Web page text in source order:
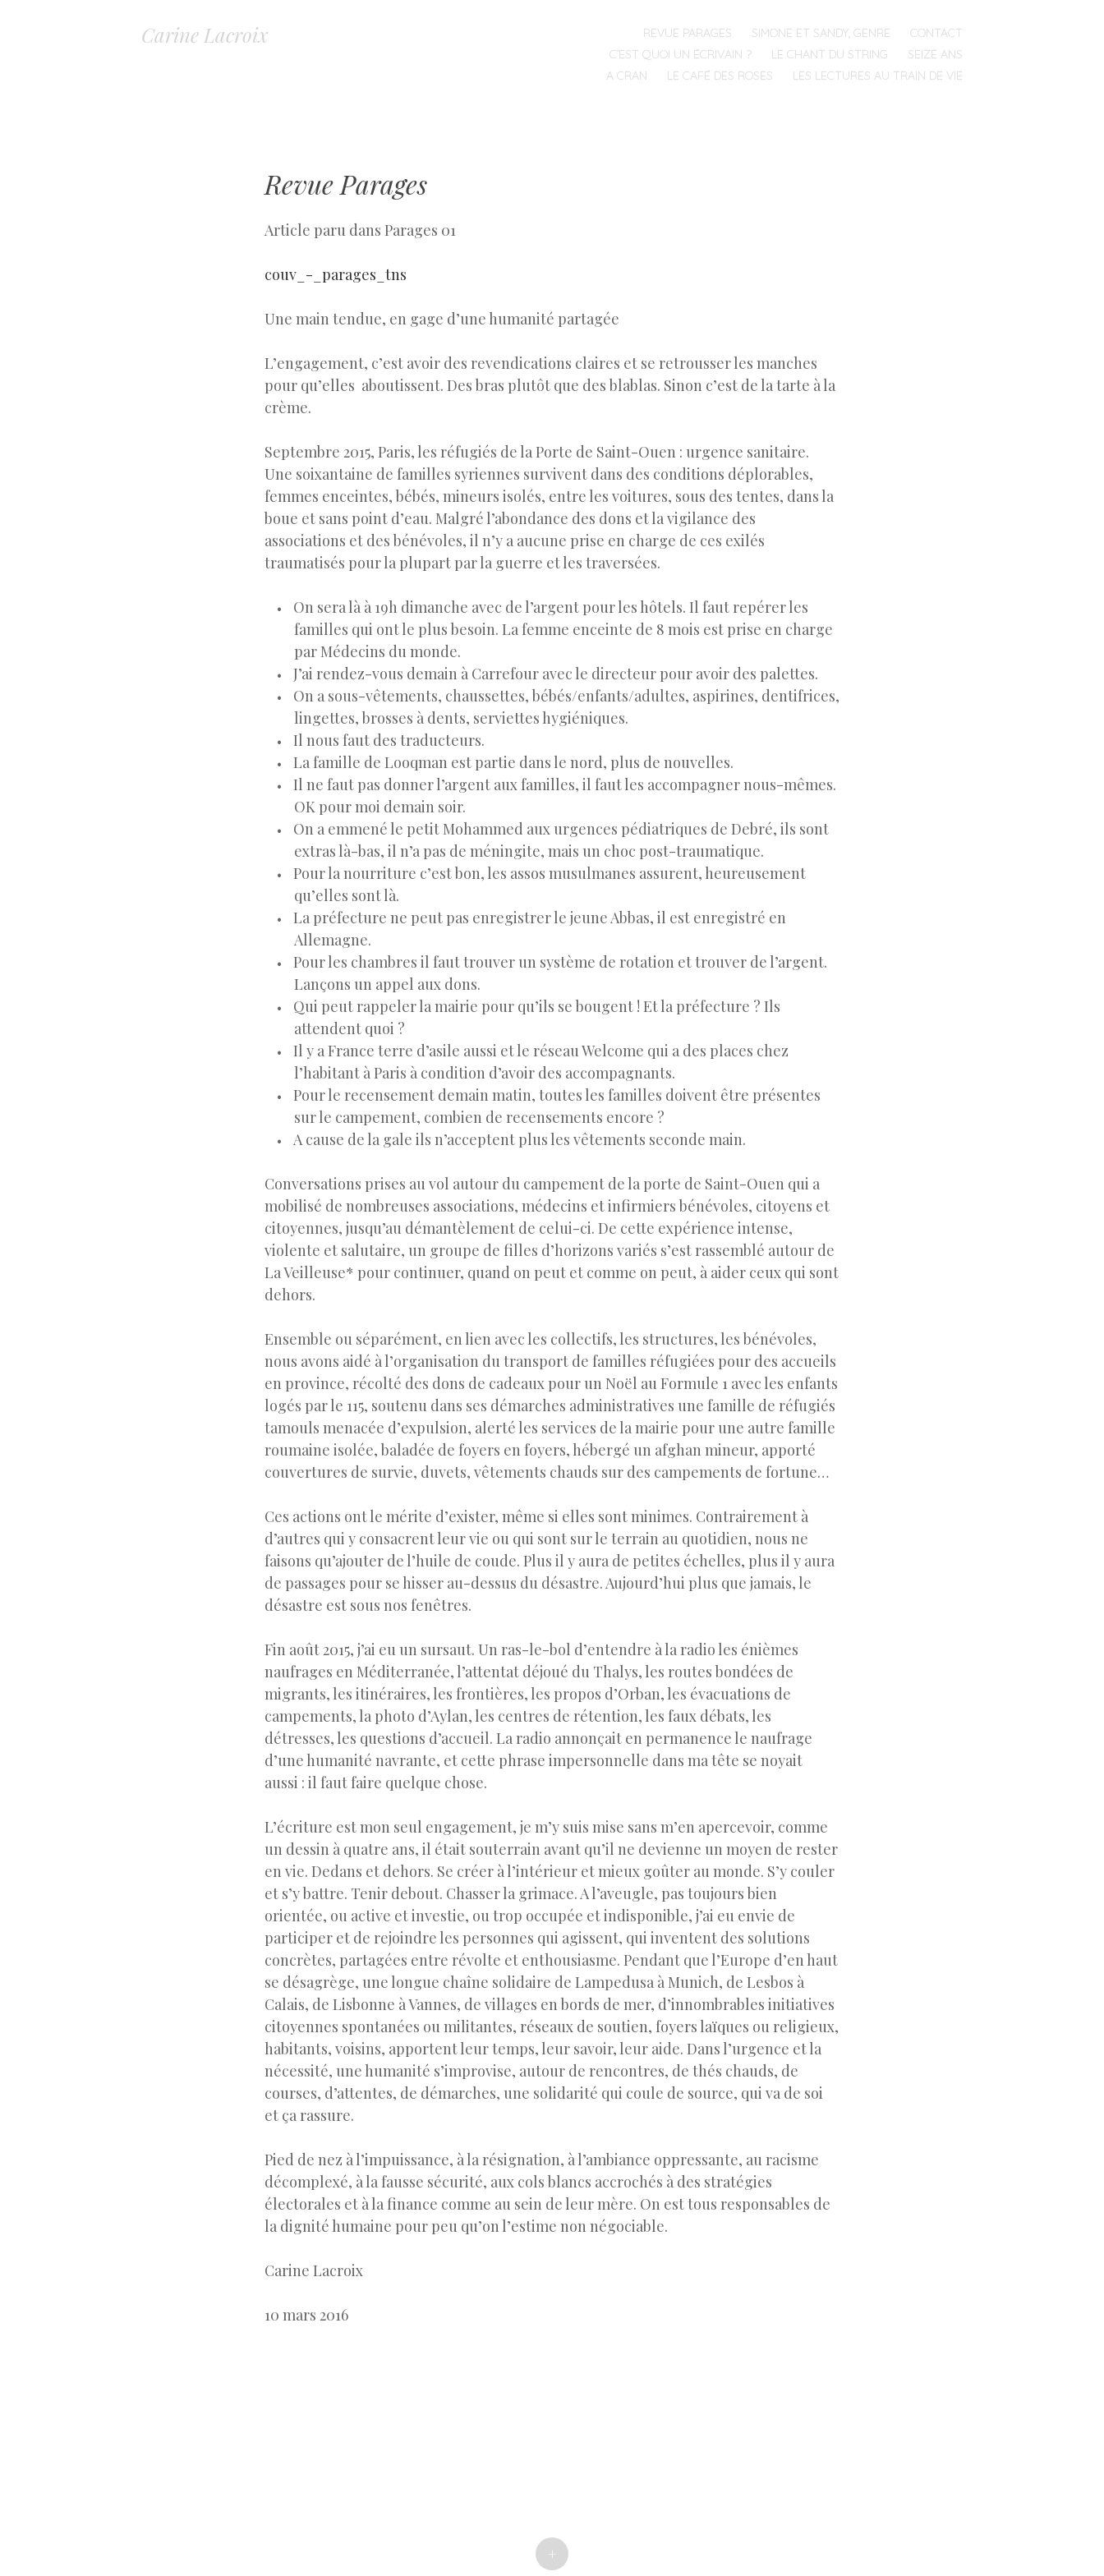
Carine Lacroix REVUE PARAGES SIMONE ET SANDY, GENRE
CONTACT
C’EST QUOI UN ÉCRIVAIN ?
LE CHANT DU STRING
SEIZE ANS
A CRAN
LE CAFÉ DES ROSES LES LECTURES AU TRAIN DE VIE
Revue Parages
Article paru dans Parages 01
couv_-_parages_tns
Une main tendue, en gage d’une humanité partagée
L’engagement, c’est avoir des revendications claires et se retrousser les manches
pour qu’elles aboutissent. Des bras plutôt que des blablas. Sinon c’est de la tarte à la
crème.
Septembre 2015, Paris, les réfugiés de la Porte de Saint-Ouen : urgence sanitaire.
Une soixantaine de familles syriennes survivent dans des conditions déplorables,
femmes enceintes, bébés, mineurs isolés, entre les voitures, sous des tentes, dans la
boue et sans point d’eau. Malgré l’abondance des dons et la vigilance des
associations et des bénévoles, il n’y a aucune prise en charge de ces exilés
traumatisés pour la plupart par la guerre et les traversées.
On sera là à 19h dimanche avec de l’argent pour les hôtels. Il faut repérer les
familles qui ont le plus besoin. La femme enceinte de 8 mois est prise en charge
par Médecins du monde.
J’ai rendez-vous demain à Carrefour avec le directeur pour avoir des palettes.
On a sous-vêtements, chaussettes, bébés/enfants/adultes, aspirines, dentifrices,
lingettes, brosses à dents, serviettes hygiéniques.
Il nous faut des traducteurs.
La famille de Looqman est partie dans le nord, plus de nouvelles.
Il ne faut pas donner l’argent aux familles, il faut les accompagner nous-mêmes.
OK pour moi demain soir.
On a emmené le petit Mohammed aux urgences pédiatriques de Debré, ils sont
extras là-bas, il n’a pas de méningite, mais un choc post-traumatique.
Pour la nourriture c’est bon, les assos musulmanes assurent, heureusement
qu’elles sont là.
La préfecture ne peut pas enregistrer le jeune Abbas, il est enregistré en
Allemagne.
Pour les chambres il faut trouver un système de rotation et trouver de l’argent.
Lançons un appel aux dons.
Qui peut rappeler la mairie pour qu’ils se bougent ! Et la préfecture ? Ils
attendent quoi ?
Il y a France terre d’asile aussi et le réseau Welcome qui a des places chez
l’habitant à Paris à condition d’avoir des accompagnants.
Pour le recensement demain matin, toutes les familles doivent être présentes
sur le campement, combien de recensements encore ?
A cause de la gale ils n’acceptent plus les vêtements seconde main.
Conversations prises au vol autour du campement de la porte de Saint-Ouen qui a
mobilisé de nombreuses associations, médecins et infirmiers bénévoles, citoyens et
citoyennes, jusqu’au démantèlement de celui-ci. De cette expérience intense,
violente et salutaire, un groupe de filles d’horizons variés s’est rassemblé autour de
La Veilleuse* pour continuer, quand on peut et comme on peut, à aider ceux qui sont
dehors.
Ensemble ou séparément, en lien avec les collectifs, les structures, les bénévoles,
nous avons aidé à l’organisation du transport de familles réfugiées pour des accueils
en province, récolté des dons de cadeaux pour un Noël au Formule 1 avec les enfants
logés par le 115, soutenu dans ses démarches administratives une famille de réfugiés
tamouls menacée d’expulsion, alerté les services de la mairie pour une autre famille
roumaine isolée, baladée de foyers en foyers, hébergé un afghan mineur, apporté
couvertures de survie, duvets, vêtements chauds sur des campements de fortune…
Ces actions ont le mérite d’exister, même si elles sont minimes. Contrairement à
d’autres qui y consacrent leur vie ou qui sont sur le terrain au quotidien, nous ne
faisons qu’ajouter de l’huile de coude. Plus il y aura de petites échelles, plus il y aura
de passages pour se hisser au-dessus du désastre. Aujourd’hui plus que jamais, le
désastre est sous nos fenêtres.
Fin août 2015, j’ai eu un sursaut. Un ras-le-bol d’entendre à la radio les énièmes
naufrages en Méditerranée, l’attentat déjoué du Thalys, les routes bondées de
migrants, les itinéraires, les frontières, les propos d’Orban, les évacuations de
campements, la photo d’Aylan, les centres de rétention, les faux débats, les
détresses, les questions d’accueil. La radio annonçait en permanence le naufrage
d’une humanité navrante, et cette phrase impersonnelle dans ma tête se noyait
aussi : il faut faire quelque chose.
L’écriture est mon seul engagement, je m’y suis mise sans m’en apercevoir, comme
un dessin à quatre ans, il était souterrain avant qu’il ne devienne un moyen de rester
en vie. Dedans et dehors. Se créer à l’intérieur et mieux goûter au monde. S’y couler
et s’y battre. Tenir debout. Chasser la grimace. A l’aveugle, pas toujours bien
orientée, ou active et investie, ou trop occupée et indisponible, j’ai eu envie de
participer et de rejoindre les personnes qui agissent, qui inventent des solutions
concrètes, partagées entre révolte et enthousiasme. Pendant que l’Europe d’en haut
se désagrège, une longue chaîne solidaire de Lampedusa à Munich, de Lesbos à
Calais, de Lisbonne à Vannes, de villages en bords de mer, d’innombrables initiatives
citoyennes spontanées ou militantes, réseaux de soutien, foyers laïques ou religieux,
habitants, voisins, apportent leur temps, leur savoir, leur aide. Dans l’urgence et la
nécessité, une humanité s’improvise, autour de rencontres, de thés chauds, de
courses, d’attentes, de démarches, une solidarité qui coule de source, qui va de soi
et ça rassure.
Pied de nez à l’impuissance, à la résignation, à l’ambiance oppressante, au racisme
décomplexé, à la fausse sécurité, aux cols blancs accrochés à des stratégies
électorales et à la finance comme au sein de leur mère. On est tous responsables de
la dignité humaine pour peu qu’on l’estime non négociable.
Carine Lacroix
10 mars 2016
+